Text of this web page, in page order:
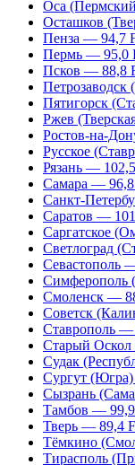
Оса
Осташков
Пенза — 94,7
Пермь — 95,0
Псков — 88,8
Пятигорск
Ржев
Ростов-на-
Русское
Рязань —
Самара —
Санкт-
Саратов —
Саргатское
Светлоград
Севастополь
Симферополь
Смоленск —
Советск
Ставрополь —
Старый Оскол
Судак
Сургут
Сызрань
Тамбов —
Тверь — 89,4
Тёмкино
Тирасполь